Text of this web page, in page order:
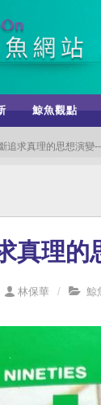
鯨魚觀點
追求真理的思想演變
真理的
林保華 鯨